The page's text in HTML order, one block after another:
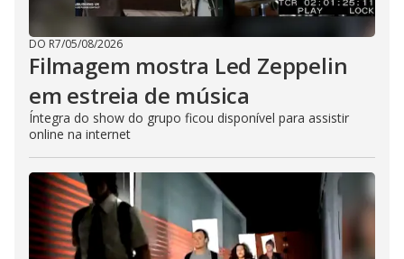
DO R7/05/08/2026
Filmagem mostra Led Zeppelin
em estreia de música
Íntegra do show do grupo ficou disponível para assistir
online na internet